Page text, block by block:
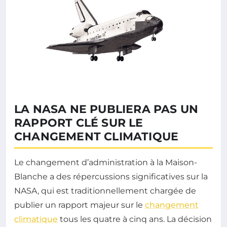
LA NASA NE PUBLIERA PAS UN
RAPPORT CLÉ SUR LE
CHANGEMENT CLIMATIQUE
Le changement d’administration à la Maison-
Blanche a des répercussions significatives sur la
NASA, qui est traditionnellement chargée de
publier un rapport majeur sur le changement
climatique tous les quatre à cinq ans. La décision